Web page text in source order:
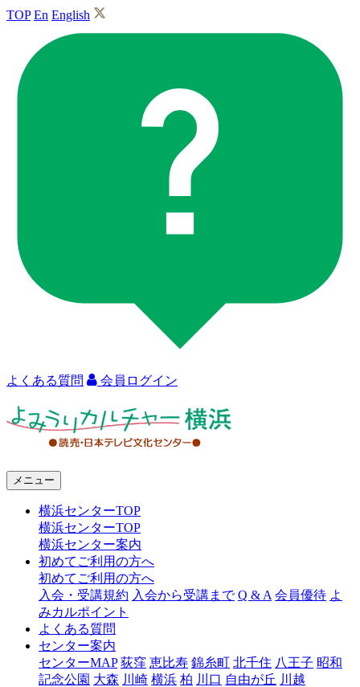
TOP En English
よくある質問 会員ログイン
ャ
浜
メニュー
横浜センターTOP
横浜センターTOP
横浜センター案内
初めてご利用の方へ
初めてご利用の方へ
入会・受講規約 入会から受講まで Q & A 会員優待 よ
みカルポイント
よくある質問
センター案内
センターMAP 荻窪 恵比寿 錦糸町 北千住 八王子 昭和
記念公園 大森 川崎 横浜 柏 川口 自由が丘 川越